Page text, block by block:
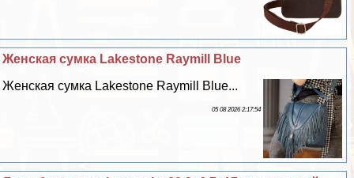
Женская сумка Lakestone Raymill Blue
Женская сумка Lakestone Raymill Blue...
05 08 2026 2:17:54